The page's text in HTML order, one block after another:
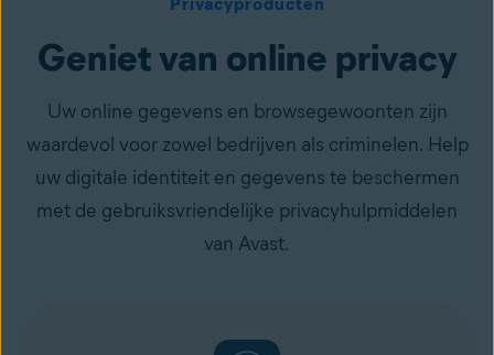
Geniet van online privacy
Uw online gegevens en browsegewoonten zijn
waardevol voor zowel bedrijven als criminelen. Help
uw digitale identiteit en gegevens te beschermen
met de gebruiksvriendelijke privacyhulpmiddelen
van Avast.